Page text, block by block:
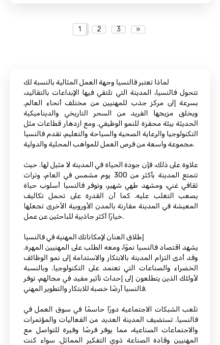
1 2 3 »
لماذا تعتبر فالنسيا وجهة العمل المثالية بالنسبة لك
تتحول فالنسيا، المدينة التي تلتقي فيها الإبداعات بالتقاليد،
بسرعة إلى مركز جذب للمهنيين من مختلف أنحاء العالم.
ويخلق مزيجها الفريد من السحر التاريخي والديناميكية
الحديثة بيئة محفزة للنمو الوظيفي. ومع ازدهار قطاعات مثل
التكنولوجيا والرعاية الصحية والسياحة والتعليم، تقدم فالنسيا
مجموعة واسعة من فرص العمل للمواهب المحلية والدولية.
علاوة على ذلك، فإن جودة الحياة في المدينة لا مثيل لها. حيث
تتمتع المدينة بأكثر من 300 يوم مشمس في العام، وتراث
ثقافي غني، ومشهد طهي شهير، وتوفر فالنسيا أسلوب حياة
يصعب التغلب عليه. كما أن القدرة على تحمل تكاليف
المعيشة في المدينة مقارنة بالمدن الأوروبية الأخرى تجعلها
خيارًا أكثر جاذبية للباحثين عن عمل.
إطلاق العنان لإمكاناتك المهنية في فالنسيا
يشهد اقتصاد فالنسيا نموًا، ومعه الطلب على المهنيين المهرة.
وقد أدى التزام المدينة بالابتكار والاستدامة إلى نمو الوظائف
الخضراء والصناعات التي تعتمد على التكنولوجيا. وبالنسبة
لأولئك الذين يتطلعون إلى إحداث تأثير مفيد في مجالهم، توفر
فالنسيا أرضًا خصبة للابتكار والتطوير المهني.
تلعب الشبكات الاجتماعية دورًا حاسمًا في سوق العمل في
فالنسيا. تستضيف المدينة العديد من الفعاليات والمؤتمرات
والاجتماعات الصناعية، مما يوفر فرصًا وفيرة للتواصل مع
المهنيين وقادة الصناعة ذوي التفكير المماثل. سواء كنت